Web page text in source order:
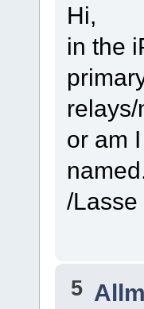
Hi,
in the
or am
/Lasse
5